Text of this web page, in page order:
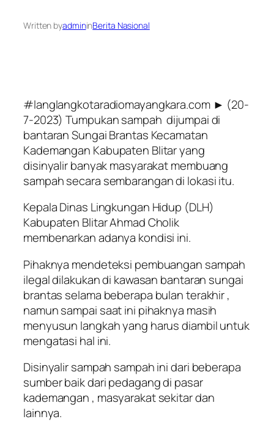
Written byadmininBerita Nasional
#langlangkotaradiomayangkara.com ► (20-
7-2023) Tumpukan sampah dijumpai di
bantaran Sungai Brantas Kecamatan
Kademangan Kabupaten Blitar yang
disinyalir banyak masyarakat membuang
sampah secara sembarangan di lokasi itu.
Kepala Dinas Lingkungan Hidup (DLH)
Kabupaten Blitar Ahmad Cholik
membenarkan adanya kondisi ini.
Pihaknya mendeteksi pembuangan sampah
ilegal dilakukan di kawasan bantaran sungai
brantas selama beberapa bulan terakhir ,
namun sampai saat ini pihaknya masih
menyusun langkah yang harus diambil untuk
mengatasi hal ini.
Disinyalir sampah sampah ini dari beberapa
sumber baik dari pedagang di pasar
kademangan , masyarakat sekitar dan
lainnya.